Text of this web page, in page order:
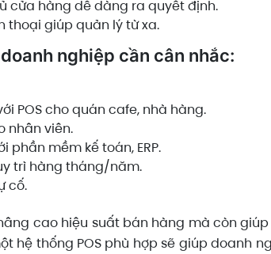
cửa hàng dễ dàng ra quyết định.
thoại giúp quản lý từ xa.
nghiệp cần cân nhắc:
POS cho quán cafe, nhà hàng.
nhân viên.
phần mềm kế toán, ERP.
trì hàng tháng/năm.
cố.
cao hiệu suất bán hàng mà còn
hệ thống POS phù hợp sẽ giúp doanh